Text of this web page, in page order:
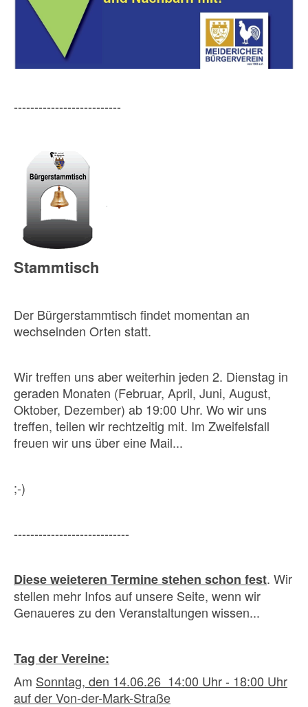
--------------------------
Stammtisch
Der Bürgerstammtisch findet momentan an
wechselnden Orten statt.
Wir treffen uns aber weiterhin jeden 2. Dienstag in
geraden Monaten (Februar, April, Juni, August,
Oktober, Dezember) ab 19:00 Uhr. Wo wir uns
treffen, teilen wir rechtzeitig mit. Im Zweifelsfall
freuen wir uns über eine Mail...
;-)
----------------------------
Diese weieteren Termine stehen schon fest. Wir
stellen mehr Infos auf unsere Seite, wenn wir
Genaueres zu den Veranstaltungen wissen...
Tag der Vereine:
Am Sonntag, den 14.06.26 14:00 Uhr - 18:00 Uhr
auf der Von-der-Mark-Straße